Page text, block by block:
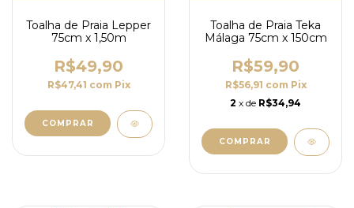
Toalha de Praia Lepper
75cm x 1,50m
R$49,90
R$47,41 com Pix
COMPRAR
Toalha de Praia Teka
Málaga 75cm x 150cm
R$59,90
R$56,91 com Pix
2 x de R$34,94
COMPRAR